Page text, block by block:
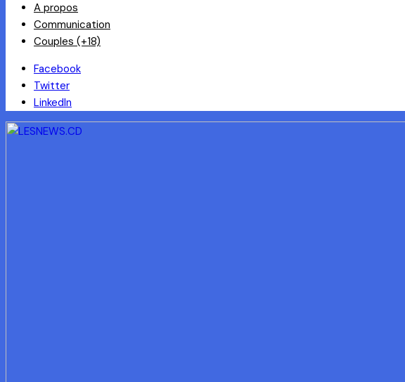
contentA propos
Communication
Couples (+18)
Facebook
Twitter
LinkedIn